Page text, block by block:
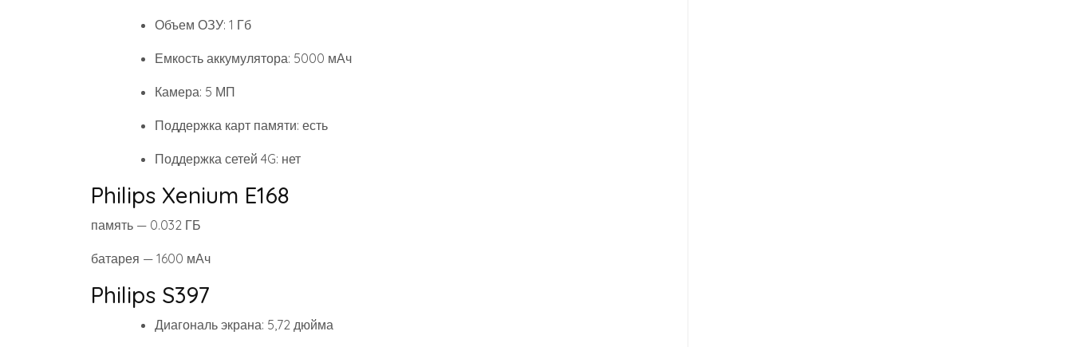
Объем ОЗУ: 1 Гб
Емкость аккумулятора: 5000 мАч
Камера: 5 МП
Поддержка карт памяти: есть
Поддержка сетей 4G: нет
Philips Xenium E168
память — 0.032 ГБ
батарея — 1600 мАч
Philips S397
Диагональ экрана: 5,72 дюйма